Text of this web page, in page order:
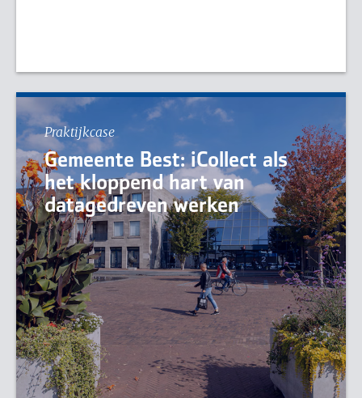
Praktijkcase
Gemeente Best: iCollect als
het kloppend hart van
datagedreven werken